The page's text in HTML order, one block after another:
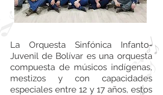
La Orquesta Sinfónica Infanto-
Juvenil de Bolívar es una orquesta
compuesta de músicos indígenas,
mestizos y con capacidades
especiales entre 12 y 17 años, estos